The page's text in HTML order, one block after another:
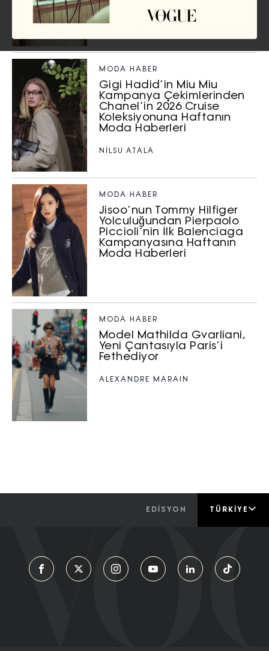
MODA HABER
Gigi Hadid’in Miu Miu
Kampanya Çekimlerinden
Chanel’in 2026 Cruise
Koleksiyonuna Haftanın
Moda Haberleri
NILSU ATALA
MODA HABER
Jisoo’nun Tommy Hilfiger
Yolculuğundan Pierpaolo
Piccioli’nin İlk Balenciaga
Kampanyasına Haftanın
Moda Haberleri
MODA HABER
Model Mathilda Gvarliani,
Yeni Çantasıyla Paris’i
Fethediyor
ALEXANDRE MARAIN
EDİSYON TÜRKIYE